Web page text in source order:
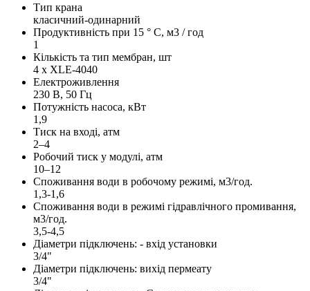
Тип крана
класичний-одинарний
Продуктивність при 15 ° С, м3 / год
1
Кількість та тип мембран, шт
4 x XLE-4040
Електроживлення
230 В, 50 Гц
Потужність насоса, кВт
1,9
Тиск на вході, атм
2–4
Робочий тиск у модулі, атм
10–12
Споживання води в робочому режимі, м3/год.
1,3-1,6
Споживання води в режимі гідравлічного промивання,
м3/год.
3,5-4,5
Діаметри підключень: - вхід установки
3/4"
Діаметри підключень: вихід пермеату
3/4"